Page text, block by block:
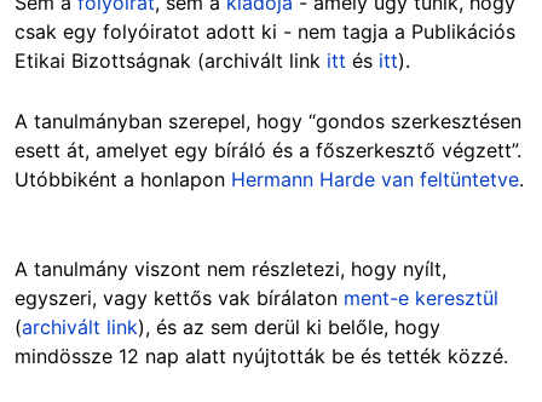
csak egy folyóiratot adott ki - nem tagja a Publikációs
Etikai Bizottságnak (archivált link itt és itt).
A tanulmányban szerepel, hogy “gondos szerkesztésen
esett át, amelyet egy bíráló és a főszerkesztő végzett”.
Utóbbiként a honlapon Hermann Harde van feltüntetve.
A tanulmány viszont nem részletezi, hogy nyílt,
egyszeri, vagy kettős vak bírálaton ment-e keresztül
(archivált link), és az sem derül ki belőle, hogy
mindössze 12 nap alatt nyújtották be és tették közzé.